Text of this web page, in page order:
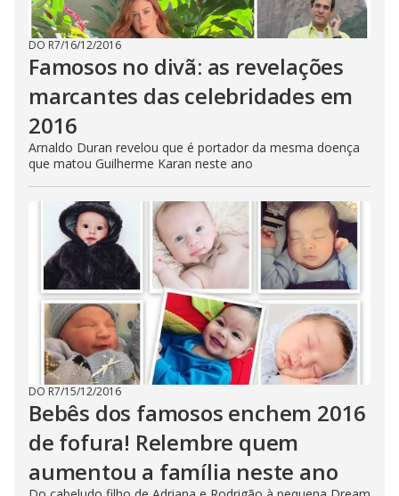
DO R7/16/12/2016
Famosos no divã: as revelações
marcantes das celebridades em
2016
Arnaldo Duran revelou que é portador da mesma doença
que matou Guilherme Karan neste ano
DO R7/15/12/2016
Bebês dos famosos enchem 2016
de fofura! Relembre quem
aumentou a família neste ano